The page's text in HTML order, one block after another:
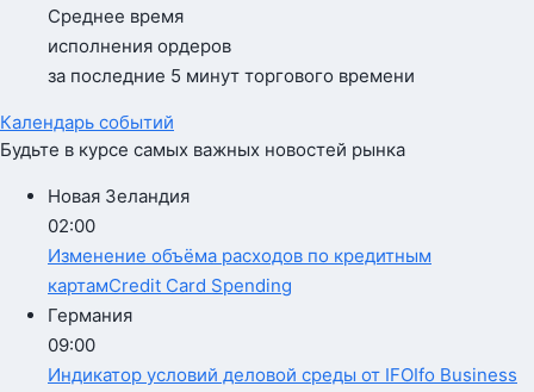
Среднее время
исполнения ордеров
за последние 5 минут торгового времени
Календарь событий
Будьте в курсе самых важных новостей рынка
Новая Зеландия
02:00
Изменение объёма расходов по кредитным
картамCredit Card Spending
Германия
09:00
Индикатор условий деловой среды от IFOIfo Business